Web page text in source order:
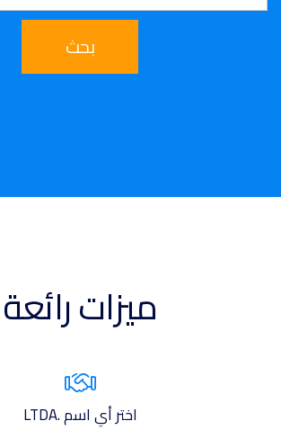
بحث
ميزات رائعة
اختر أي اسم .LTDA